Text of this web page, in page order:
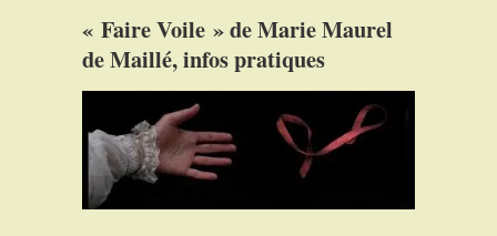
« Faire Voile » de Marie Maurel
de Maillé, infos pratiques